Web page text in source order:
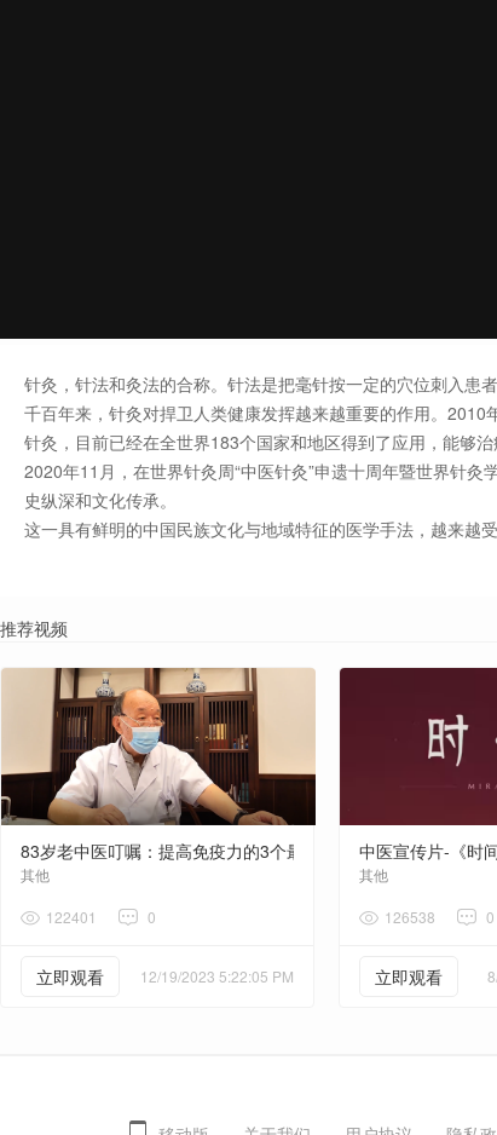
针灸，针法和灸法的合称。针法是把毫针按一定的穴位刺入患
千百年来，针灸对捍卫人类健康发挥越来越重要的作用。2010
针灸，目前已经在全世界183个国家和地区得到了应用，能够
2020年11月，在世界针灸周“中医针灸”申遗十周年暨世界针
史纵深和文化传承。
这一具有鲜明的中国民族文化与地域特征的医学手法，越来越
推荐视频
83岁老中医叮嘱：提高免疫力的3个最好方法，缺一不可！
其他
122401 0
立即观看 12/19/2023 5:22:05 PM
中医宣传片-《时间
其他
126538 0
立即观看